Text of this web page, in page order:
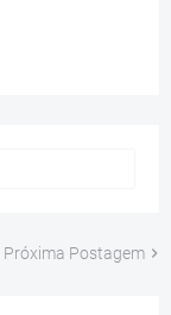
Próxima Postagem